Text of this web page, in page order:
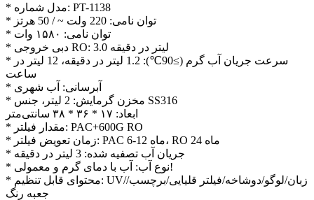
* مدل شماره: PT-1138
* توان نامی: 220 ولت ~ / 50 هرتز
* توان نامی: ۱۵۸۰ وات
* دبی خروجی RO: 3.0 لیتر در دقیقه
* سرعت جریان آب گرم (≥90℃): 1.2 لیتر در دقیقه، 12 لیتر در
ساعت
* آبرسانی: آب شهری
* مخزن گرمایش: 2 لیتر، جنس SS316
ابعاد: ۱۷ * ۳۶ * ۳۸ سانتی‌متر
* مقدار فیلتر: PAC+600G RO
* زمان تعویض فیلتر: PAC 6-12 ماه، RO 24 ماه
* جریان آب تصفیه شده: 3 لیتر در دقیقه
* نوع آب: آب با دمای گرم و معمولی!
* محتوای قابل تنظیم: UV/زبان/لوگو/دوشاخه/فیلتر قلیایی/برچسب/
جعبه رنگ